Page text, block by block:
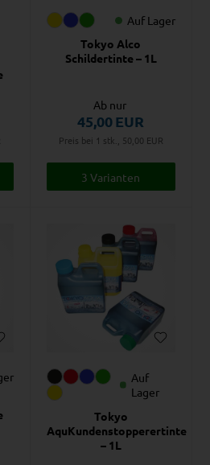
Auf Lager
Tokyo Alco
Schildertinte – 1L
Ab nur
45,00EUR
Preis bei 1 stk., 50,00 EUR
3 Varianten
Auf
Lager
Tokyo
AquKundenstopperertinte
– 1L